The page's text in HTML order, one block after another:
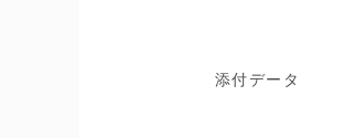
添付データ